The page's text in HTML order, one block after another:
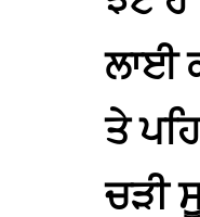
ਲਾਈ
ਤੇ
ਚੜੀ